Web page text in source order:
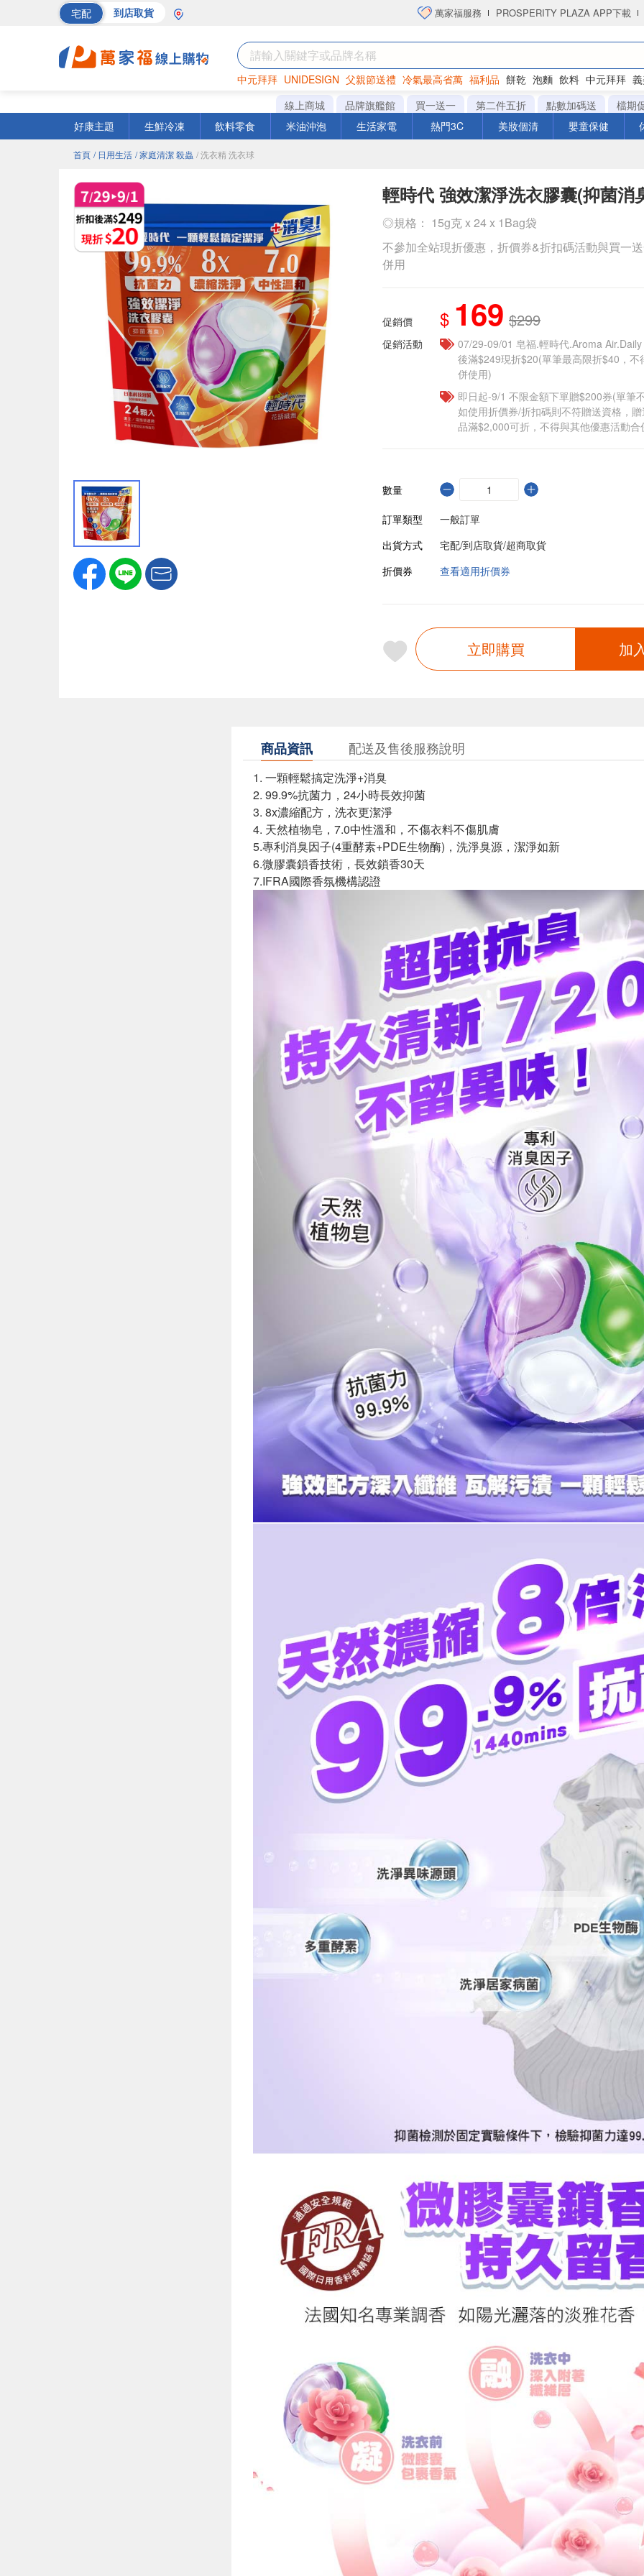
宅配 到店取貨 萬家福服務 PROSPERITY PLAZA APP下載
中元拜拜 UNIDESIGN 父親節送禮 冷氣最高省萬 福利品 餅乾 泡麵 飲料 中元拜拜
巧克力 罐頭 衛生紙
線上商城 品牌旗艦館 買一送一 第二件五折 點數加碼送
檔期
好康主題
生鮮冷凍 飲料零食 米油沖泡 生活家電 熱門3C 美妝個清 嬰童保健
首頁 / 日用生活 / 家庭清潔 殺蟲 / 洗衣精 洗衣球
輕時代 強效潔淨洗衣膠囊(抑菌消
◎規格： 15g克 x 24 x 1Bag袋
不參加全站現折優惠，折價券&折扣碼活動與買一
併用
促銷價 $ 169 $299
促銷活動
07/29-09/01 皂福.輕時代.Aroma
後滿$249現折$20(單筆最高限折$40，不
併使用)
即日起-9/1 不限金額下單贈$200券(單筆
如使用折價券/折扣碼則不符贈送資格，
品滿$2,000可折，不得與其他優惠活動合
數量
訂單類型
一般訂單
出貨方式
宅配/到店取貨/超商取貨
折價券
查看適用折價券
立即購買 加
商品資訊 配送及售後服務說明
1. 一顆輕鬆搞定洗淨+消臭
2. 99.9%抗菌力，24小時長效抑菌
3. 8x濃縮配方，洗衣更潔淨
4. 天然植物皂，7.0中性溫和，不傷衣料不傷肌膚
5.專利消臭因子(4重酵素+PDE生物酶)，洗淨臭源，潔淨如新
6.微膠囊鎖香技術，長效鎖香30天
7.IFRA國際香氛機構認證